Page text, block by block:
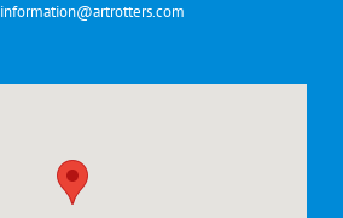
information@artrotters.com